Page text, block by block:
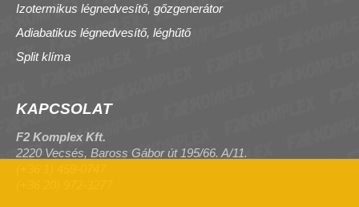
Izotermikus légnedvesítő, gőzgenerátor
Adiabatikus légnedvesítő, léghűtő
Split klíma
KAPCSOLAT
F2 Komplex Kft.
2220 Vecsés, Baross Gábor út 195/66. A/11.